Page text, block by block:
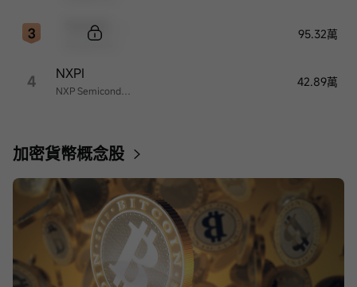
95.32萬
4 NXPI 42.89萬
加密貨幣概念股